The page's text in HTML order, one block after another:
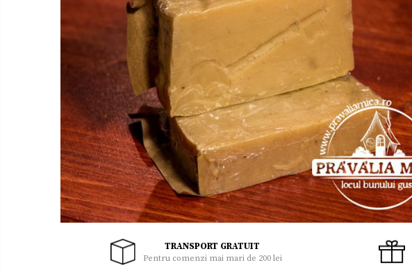
TRANSPORT GRATUIT
Pentru comenzi mai mari de 200 lei